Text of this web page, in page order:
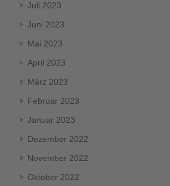
Juli 2023
Juni 2023
Mai 2023
April 2023
März 2023
Februar 2023
Januar 2023
Dezember 2022
November 2022
Oktober 2022